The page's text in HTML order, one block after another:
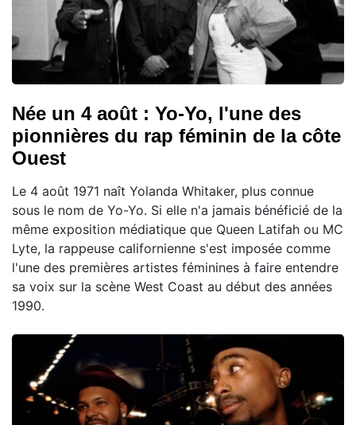
Née un 4 août : Yo-Yo, l'une des
pionnières du rap féminin de la côte
Ouest
Le 4 août 1971 naît Yolanda Whitaker, plus connue
sous le nom de Yo-Yo. Si elle n'a jamais bénéficié de la
même exposition médiatique que Queen Latifah ou MC
Lyte, la rappeuse californienne s'est imposée comme
l'une des premières artistes féminines à faire entendre
sa voix sur la scène West Coast au début des années
1990.